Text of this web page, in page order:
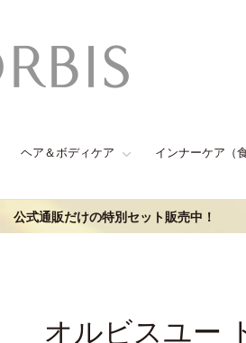
ヘア＆ボディケア インナーケア（
公式通販だけの特別セット販売中！
オルビスユー